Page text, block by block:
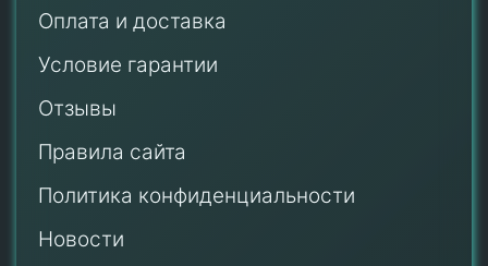
Оплата и доставка
Условие гарантии
Отзывы
Правила сайта
Политика конфиденциальности
Новости